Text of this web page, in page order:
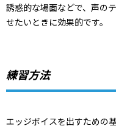
誘惑的な場面などで、声の
せたいときに効果的です。
練習方法
エッジボイスを出すための